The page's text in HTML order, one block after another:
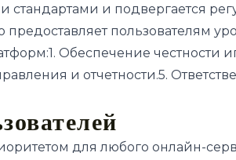
и подвергается
пользователям
Обеспечение честности
и отчетности.5.
для любого онлайн-